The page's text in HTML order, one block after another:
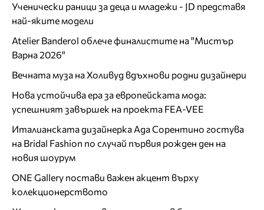
Ученически раници за деца и младежи - JD представя
най-яките модели
Atelier Banderol облече финалистите на "Мистър
Варна 2026"
Вечната муза на Холивуд вдъхнови родни дизайнери
Нова устойчива ера за европейската мода:
успешният завършек на проекта FEA-VEE
Италианската дизайнерка Ада Сорентино гостува
на Bridal Fashion по случай първия рожден ден на
новия шоурум
ONE Gallery постави важен акцент върху
колекционерството